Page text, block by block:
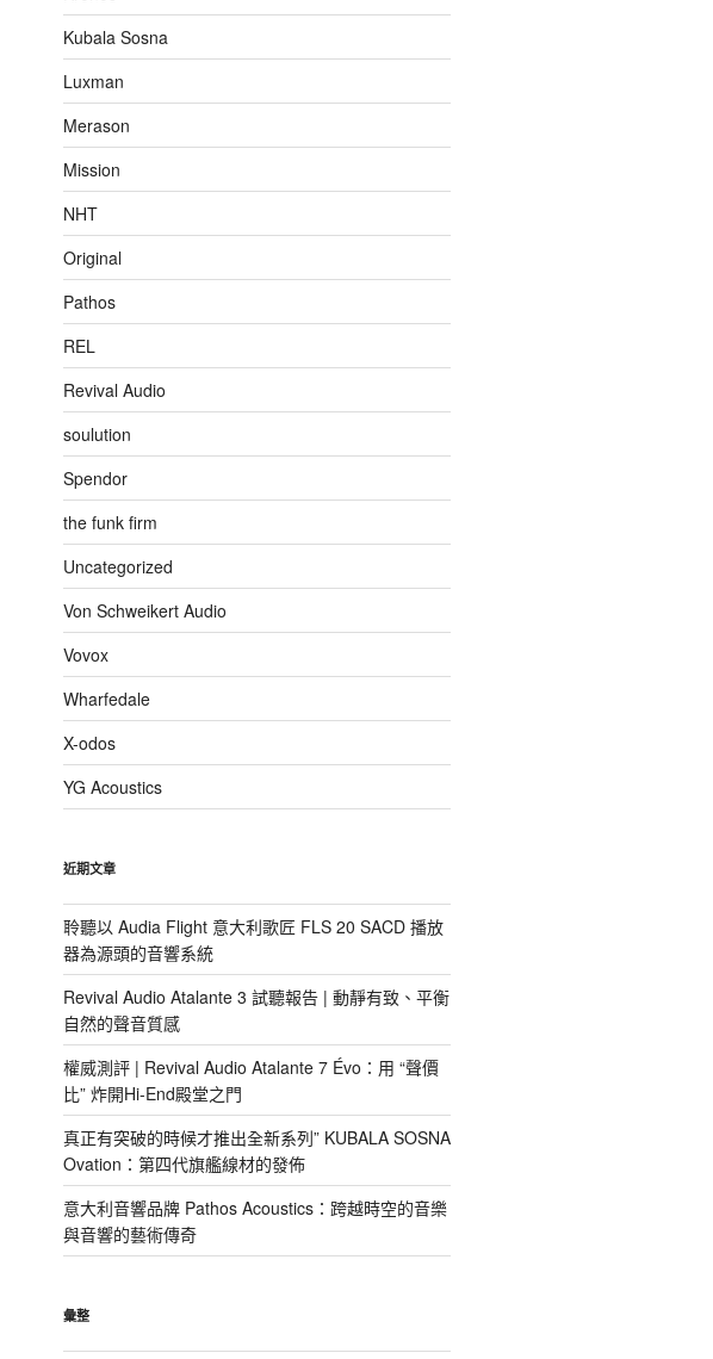
Kubala Sosna
Luxman
Merason
Mission
NHT
Original
Pathos
REL
Revival Audio
soulution
Spendor
the funk firm
Uncategorized
Von Schweikert Audio
Vovox
Wharfedale
X-odos
YG Acoustics
近期文章
聆聽以 Audia Flight 意大利歌匠 FLS 20 SACD 播放
器為源頭的音響系統
Revival Audio Atalante 3 試聽報告 | 動靜有致、平衡
自然的聲音質感
權威測評 | Revival Audio Atalante 7 Évo：用 “聲價
比” 炸開Hi-End殿堂之門
真正有突破的時候才推出全新系列” KUBALA SOSNA
Ovation：第四代旗艦線材的發佈
意大利音響品牌 Pathos Acoustics：跨越時空的音樂
與音響的藝術傳奇
彙整